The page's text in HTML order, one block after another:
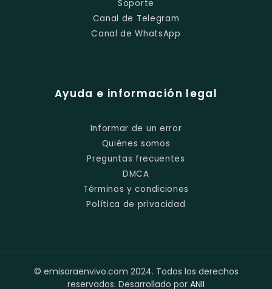
Soporte
Canal de Telegram
Canal de WhatsApp
Ayuda e información legal
Informar de un error
Quiénes somos
Preguntas frecuentes
DMCA
Términos y condiciones
Política de privacidad
© emisoraenvivo.com 2024. Todos los derechos
reservados. Desarrollado por ANII